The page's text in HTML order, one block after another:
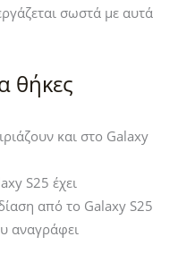
σωστά με αυτά
θήκες
και στο Galaxy
S25 έχει
από το Galaxy S25
αναγράφει